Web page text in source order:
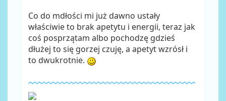
Co do mdłości mi już dawno ustały
właściwie to brak apetytu i energii, teraz jak
coś posprzątam albo pochodzę gdzieś
dłużej to się gorzej czuję, a apetyt wzrósł i
to dwukrotnie.